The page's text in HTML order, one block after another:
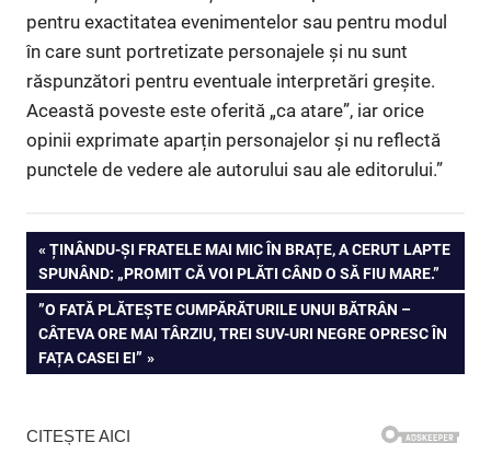
pentru exactitatea evenimentelor sau pentru modul
în care sunt portretizate personajele și nu sunt
răspunzători pentru eventuale interpretări greșite.
Această poveste este oferită „ca atare”, iar orice
opinii exprimate aparțin personajelor și nu reflectă
punctele de vedere ale autorului sau ale editorului.”
Navigare
în
articole
PREVIOUS
POST:
ȚINÂNDU-ȘI FRATELE MAI MIC ÎN BRAȚE, A CERUT LAPTE
SPUNÂND: „PROMIT CĂ VOI PLĂTI CÂND O SĂ FIU MARE.”
NEXT
POST:
”O FATĂ PLĂTEȘTE CUMPĂRĂTURILE UNUI BĂTRÂN –
CÂTEVA ORE MAI TÂRZIU, TREI SUV-URI NEGRE OPRESC ÎN
FAȚA CASEI EI”